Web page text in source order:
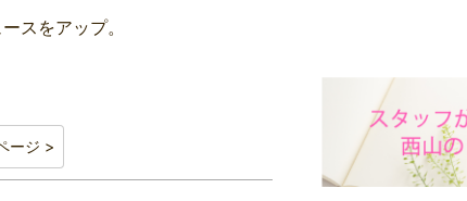
スをアップ。
ージ >